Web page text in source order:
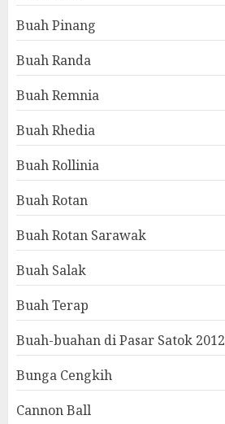
Buah Pinang
Buah Randa
Buah Remnia
Buah Rhedia
Buah Rollinia
Buah Rotan
Buah Rotan Sarawak
Buah Salak
Buah Terap
Buah-buahan di Pasar Satok 2012
Bunga Cengkih
Cannon Ball